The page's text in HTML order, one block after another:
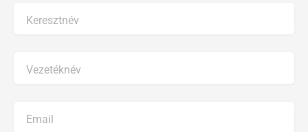
Keresztnév
Vezetéknév
Email